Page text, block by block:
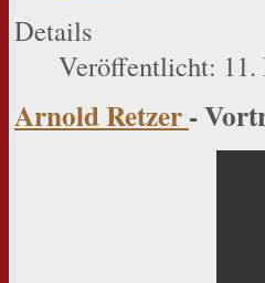
Details
Veröffentlicht: 11.
Arnold Retzer-